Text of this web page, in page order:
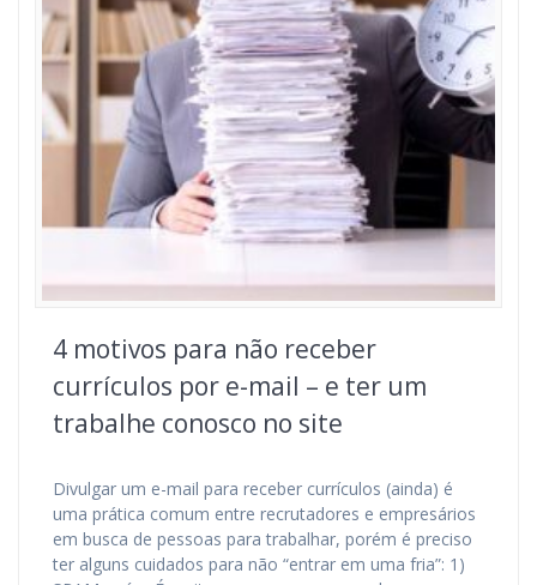
4 motivos para não receber
currículos por e-mail – e ter um
trabalhe conosco no site
Divulgar um e-mail para receber currículos (ainda) é
uma prática comum entre recrutadores e empresários
em busca de pessoas para trabalhar, porém é preciso
ter alguns cuidados para não “entrar em uma fria”: 1)